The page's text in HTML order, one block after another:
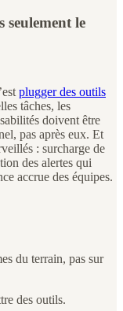
seulement le
plugger des outils
tâches, les
doivent être
pas après eux. Et
: surcharge de
des alertes qui
accrue des équipes.
du terrain, pas sur
des outils.